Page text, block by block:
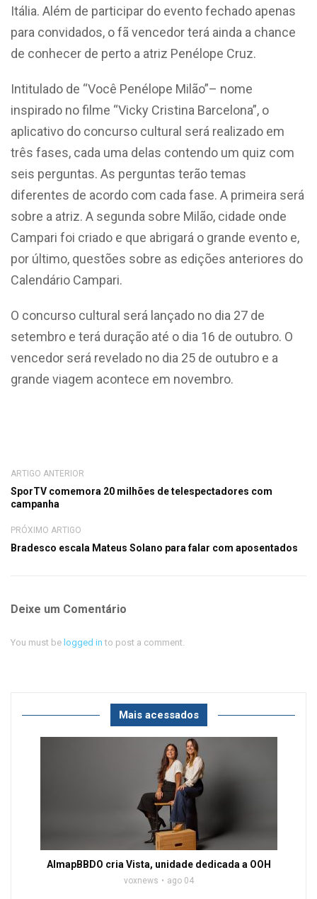
Itália. Além de participar do evento fechado apenas
para convidados, o fã vencedor terá ainda a chance
de conhecer de perto a atriz Penélope Cruz.
Intitulado de “Você Penélope Milão”– nome
inspirado no filme “Vicky Cristina Barcelona”, o
aplicativo do concurso cultural será realizado em
três fases, cada uma delas contendo um quiz com
seis perguntas. As perguntas terão temas
diferentes de acordo com cada fase. A primeira será
sobre a atriz. A segunda sobre Milão, cidade onde
Campari foi criado e que abrigará o grande evento e,
por último, questões sobre as edições anteriores do
Calendário Campari.
O concurso cultural será lançado no dia 27 de
setembro e terá duração até o dia 16 de outubro. O
vencedor será revelado no dia 25 de outubro e a
grande viagem acontece em novembro.
ARTIGO ANTERIOR
SporTV comemora 20 milhões de telespectadores com
campanha
PRÓXIMO ARTIGO
Bradesco escala Mateus Solano para falar com aposentados
Deixe um Comentário
You must be logged in to post a comment.
Mais acessados
AlmapBBDO cria Vista, unidade dedicada a OOH
voxnews ago 04